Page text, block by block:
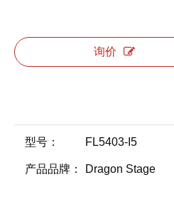
询价
型号： FL5403-I5
产品品牌： Dragon Stage